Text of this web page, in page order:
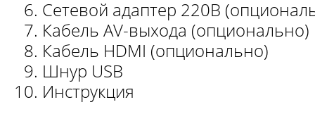
Сетевой адаптер 220В
Кабель AV-выхода (опционально)
Кабель HDMI (опционально)
Шнур USB
Инструкция